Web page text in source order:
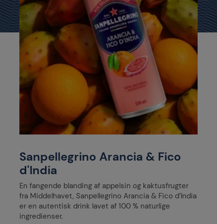
Sanpellegrino Arancia & Fico
d'India
En fangende blanding af appelsin og kaktusfrugter
fra Middelhavet, Sanpellegrino Arancia & Fico d’India
er en autentisk drink lavet af 100 % naturlige
ingredienser.